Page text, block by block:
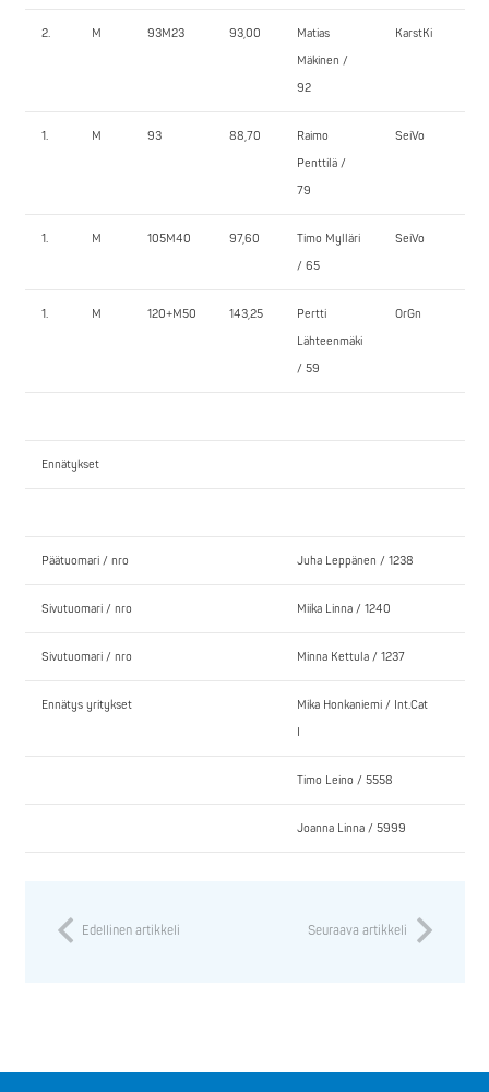
2. M 93M23 93,00
Matias
Mäkinen /
92
KarstKi
1. M 93 88,70
Raimo
Penttilä /
79
SeiVo
1. M 105M40 97,60
Timo Mylläri
/ 65
SeiVo
1. M 120+M50 143,25
Pertti
Lähteenmäki
/ 59
OrGn
Ennätykset
Päätuomari / nro Juha Leppänen / 1238
Sivutuomari / nro Miika Linna / 1240
Sivutuomari / nro Minna Kettula / 1237
Ennätys yritykset
Mika Honkaniemi / Int.Cat
I
Timo Leino / 5558
Joanna Linna / 5999
Edellinen artikkeli Seuraava artikkeli